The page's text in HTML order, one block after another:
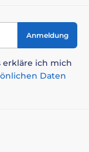
vorherige
dienen nur
eingeteilt
Anmeldung
erkläre ich mich
Daten